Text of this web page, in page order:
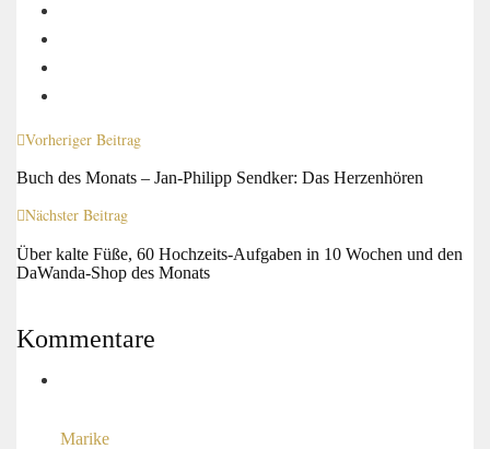
Vorheriger Beitrag
Buch des Monats – Jan-Philipp Sendker: Das Herzenhören
Nächster Beitrag
Über kalte Füße, 60 Hochzeits-Aufgaben in 10 Wochen und den
DaWanda-Shop des Monats
Kommentare
Marike